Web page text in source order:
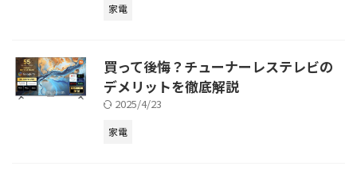
家電
買って後悔？チューナーレステレビの
デメリットを徹底解説
2025/4/23
家電